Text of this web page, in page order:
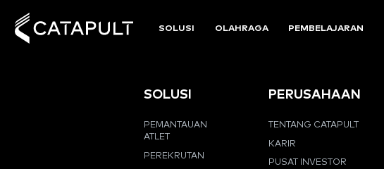
SOLUSI OLAHRAGA PEMBELAJARAN
SOLUSI
PEMANTAUAN
ATLET
PEREKRUTAN
PERUSAHAAN
TENTANG CATAPULT
KARIR
PUSAT INVESTOR